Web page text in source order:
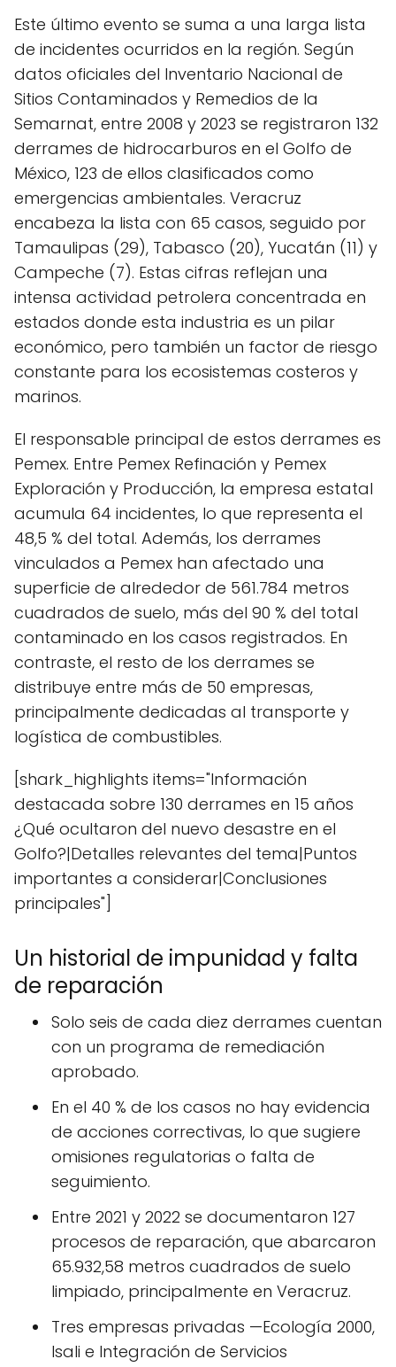
Este último evento se suma a una larga lista
de incidentes ocurridos en la región. Según
datos oficiales del Inventario Nacional de
Sitios Contaminados y Remedios de la
Semarnat, entre 2008 y 2023 se registraron 132
derrames de hidrocarburos en el Golfo de
México, 123 de ellos clasificados como
emergencias ambientales. Veracruz
encabeza la lista con 65 casos, seguido por
Tamaulipas (29), Tabasco (20), Yucatán (11) y
Campeche (7). Estas cifras reflejan una
intensa actividad petrolera concentrada en
estados donde esta industria es un pilar
económico, pero también un factor de riesgo
constante para los ecosistemas costeros y
marinos.
El responsable principal de estos derrames es
Pemex. Entre Pemex Refinación y Pemex
Exploración y Producción, la empresa estatal
acumula 64 incidentes, lo que representa el
48,5 % del total. Además, los derrames
vinculados a Pemex han afectado una
superficie de alrededor de 561.784 metros
cuadrados de suelo, más del 90 % del total
contaminado en los casos registrados. En
contraste, el resto de los derrames se
distribuye entre más de 50 empresas,
principalmente dedicadas al transporte y
logística de combustibles.
[shark_highlights items="Información
destacada sobre 130 derrames en 15 años
¿Qué ocultaron del nuevo desastre en el
Golfo?|Detalles relevantes del tema|Puntos
importantes a considerar|Conclusiones
principales"]
Un historial de impunidad y falta
de reparación
Solo seis de cada diez derrames cuentan
con un programa de remediación
aprobado.
En el 40 % de los casos no hay evidencia
de acciones correctivas, lo que sugiere
omisiones regulatorias o falta de
seguimiento.
Entre 2021 y 2022 se documentaron 127
procesos de reparación, que abarcaron
65.932,58 metros cuadrados de suelo
limpiado, principalmente en Veracruz.
Tres empresas privadas —Ecología 2000,
Isali e Integración de Servicios